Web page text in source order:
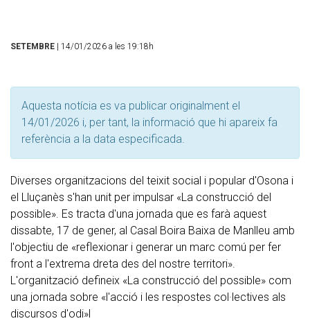
SETEMBRE | 14/01/2026 a les 19:18h
Aquesta notícia es va publicar originalment el
14/01/2026 i, per tant, la informació que hi apareix fa
referència a la data especificada.
Diverses organitzacions del teixit social i popular d'Osona i
el Lluçanès s'han unit per impulsar «La construcció del
possible». Es tracta d'una jornada que es farà aquest
dissabte, 17 de gener, al Casal Boira Baixa de Manlleu amb
l'objectiu de «reflexionar i generar un marc comú per fer
front a l'extrema dreta des del nostre territori».
L'organització defineix «La construcció del possible» com
una jornada sobre «l'acció i les respostes col·lectives als
discursos d'odi»l